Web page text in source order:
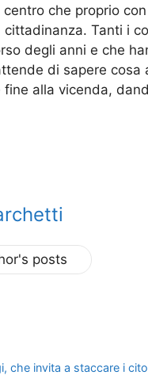
che proprio
Tanti i
degli anni e che
di sapere cosa
alla vicenda,
posts
che invita a staccare i